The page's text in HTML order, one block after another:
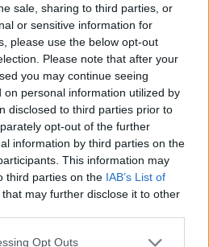
sale, sharing to third parties, or
or sensitive information for
please use the below opt-out
Please note that after your
you may continue seeing
on personal information utilized by
disclosed to third parties prior to
opt-out of the further
information by third parties on the
This information may
third parties on the IAB’s List of
that may further disclose it to other
Opt Outs
μόνο στην ανάλυση
και στις ώρες της
των φορών που
Palomar-Cros,
την εποχή της
στην IDIAP Jordi Gol.
έρευνας βρίσκεται
μοτίβα